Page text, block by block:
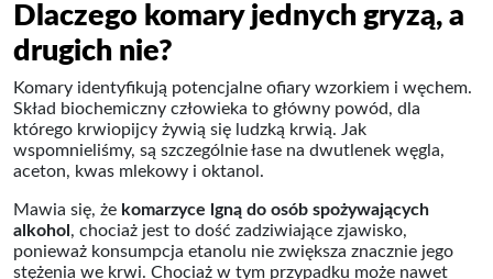
Dlaczego komary jednych gryzą, a
drugich nie?
Komary identyfikują potencjalne ofiary wzorkiem i węchem.
Skład biochemiczny człowieka to główny powód, dla
którego krwiopijcy żywią się ludzką krwią. Jak
wspomnieliśmy, są szczególnie łase na dwutlenek węgla,
aceton, kwas mlekowy i oktanol.
Mawia się, że komarzyce lgną do osób spożywających
alkohol , chociaż jest to dość zadziwiające zjawisko,
ponieważ konsumpcja etanolu nie zwiększa znacznie jego
stężenia we krwi. Chociaż w tym przypadku może nawet